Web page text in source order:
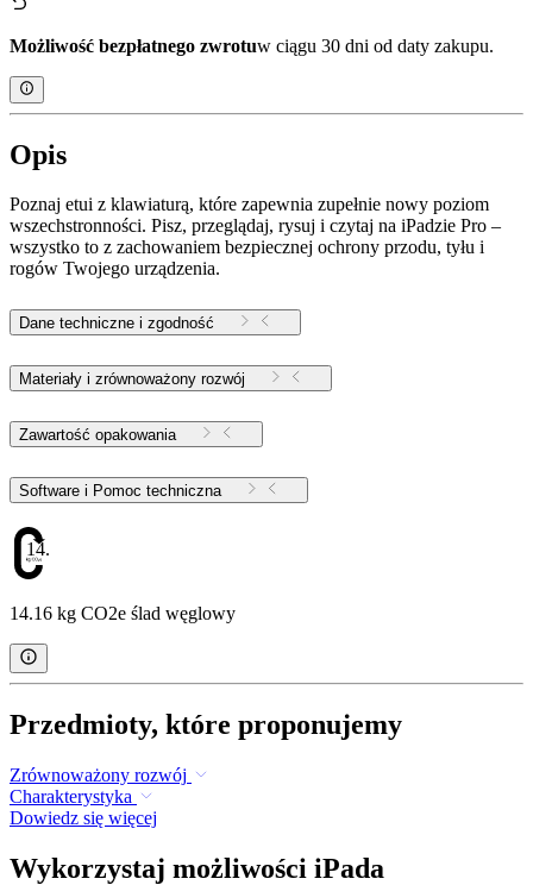
Możliwość bezpłatnego zwrotuw ciągu 30 dni od daty zakupu.
Opis
Poznaj etui z klawiaturą, które zapewnia zupełnie nowy poziom
wszechstronności. Pisz, przeglądaj, rysuj i czytaj na iPadzie Pro –
wszystko to z zachowaniem bezpiecznej ochrony przodu, tyłu i
rogów Twojego urządzenia.
Dane techniczne i zgodność
Materiały i zrównoważony rozwój
Zawartość opakowania
Software i Pomoc techniczna
14.16
14.16 kg CO2e ślad węglowy
Przedmioty, które proponujemy
Zrównoważony rozwój
Charakterystyka
Dowiedz się więcej
Wykorzystaj możliwości iPada